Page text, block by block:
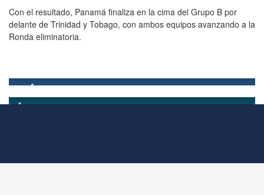
Con el resultado, Panamá finaliza en la cima del Grupo B por
delante de Trinidad y Tobago, con ambos equipos avanzando a la
Ronda eliminatoria.